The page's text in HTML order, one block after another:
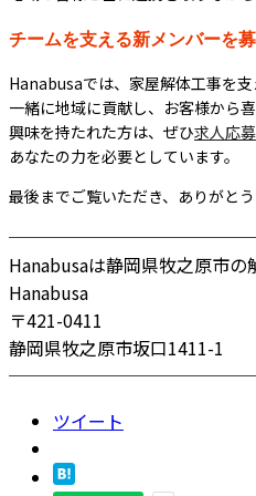
チームを支える新メンバーを
Hanabusaでは、家屋解体工事を支
一緒に地域に貢献し、お客様から
興味を持たれた方は、ぜひ求人応
あなたの力を必要としています。
最後までご覧いただき、ありがとう
Hanabusaは静岡県牧之原市
Hanabusa
〒421-0411
静岡県牧之原市坂口1411-1
ツイート